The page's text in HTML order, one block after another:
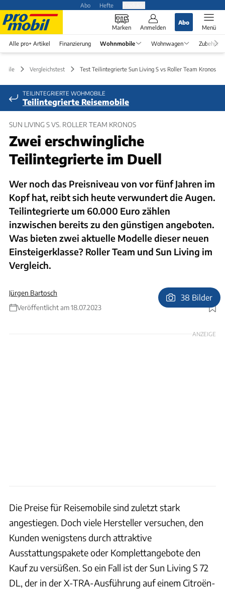
Abo Hefte
Marken Anmelden
Abo
Menü
Alle pro+ Artikel Finanzierung Wohnmobile Wohnwagen Zubehör
Vergleichstest Test Teilintegrierte Sun Living S vs Roller Team Kronos
TEILINTEGRIERTE WOHMOBILE
Teilintegrierte Reisemobile
SUN LIVING S VS. ROLLER TEAM KRONOS
Zwei erschwingliche
Teilintegrierte im Duell
Wer noch das Preisniveau von vor fünf Jahren im
Kopf hat, reibt sich heute verwundert die Augen.
Teilintegrierte um 60.000 Euro zählen
inzwischen bereits zu den günstigen angeboten.
Was bieten zwei aktuelle Modelle dieser neuen
Einsteigerklasse? Roller Team und Sun Living im
Vergleich.
Jürgen Bartosch
Veröffentlicht am 18.07.2023
Foto: Ingolf Pompe
38 Bilder
ANZEIGE
Die Preise für Reisemobile sind zuletzt stark
angestiegen. Doch viele Hersteller versuchen, den
Kunden wenigstens durch attraktive
Ausstattungspakete oder Komplettangebote den
Kauf zu versüßen. So ein Fall ist der Sun Living S 72
DL, der in der X-TRA-Ausführung auf einem Citroën-